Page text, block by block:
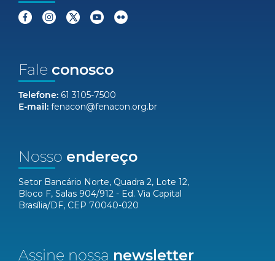
Fale conosco
Telefone: 61 3105-7500
E-mail: fenacon@fenacon.org.br
Nosso endereço
Setor Bancário Norte, Quadra 2, Lote 12,
Bloco F, Salas 904/912 - Ed. Via Capital
Brasília/DF, CEP 70040-020
Assine nossa newsletter